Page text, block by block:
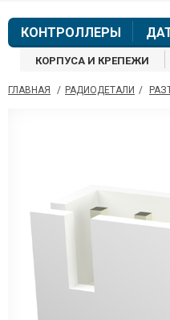
КОНТРОЛЛЕРЫ
КОРПУСА И КРЕПЕЖИ
ГЛАВНАЯ / РАДИОДЕТАЛИ /